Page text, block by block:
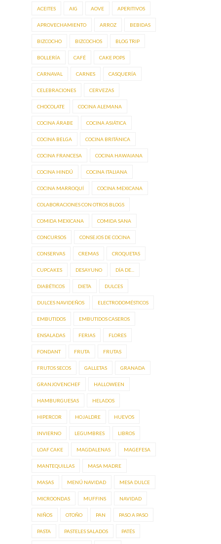
ACEITES AIG AOVE APERITIVOS
APROVECHAMIENTO ARROZ BEBIDAS
BIZCOCHO BIZCOCHOS BLOG TRIP
BOLLERÍA CAFÉ CAKE POPS
CARNAVAL CARNES CASQUERÍA
CELEBRACIONES CERVEZAS
CHOCOLATE COCINA ALEMANA
COCINA ÁRABE COCINA ASIÁTICA
COCINA BELGA COCINA BRITÁNICA
COCINA FRANCESA COCINA HAWAIANA
COCINA HINDÚ COCINA ITALIANA
COCINA MARROQUÍ COCINA MEXICANA
COLABORACIONES CON OTROS BLOGS
COMIDA MEXICANA COMIDA SANA
CONCURSOS CONSEJOS DE COCINA
CONSERVAS CREMAS CROQUETAS
CUPCAKES DESAYUNO DÍA DE...
DIABÉTICOS DIETA DULCES
DULCES NAVIDEÑOS ELECTRODOMÉSTICOS
EMBUTIDOS EMBUTIDOS CASEROS
ENSALADAS FERIAS FLORES
FONDANT FRUTA FRUTAS
FRUTOS SECOS GALLETAS GRANADA
GRANJOVENCHEF HALLOWEEN
HAMBURGUESAS HELADOS
HIPERCOR HOJALDRE HUEVOS
INVIERNO LEGUMBRES LIBROS
LOAF CAKE MAGDALENAS MAGEFESA
MANTEQUILLAS MASA MADRE
MASAS MENÚ NAVIDAD MESA DULCE
MICROONDAS MUFFINS NAVIDAD
NIÑOS OTOÑO PAN PASO A PASO
PASTA PASTELES SALADOS PATÉS